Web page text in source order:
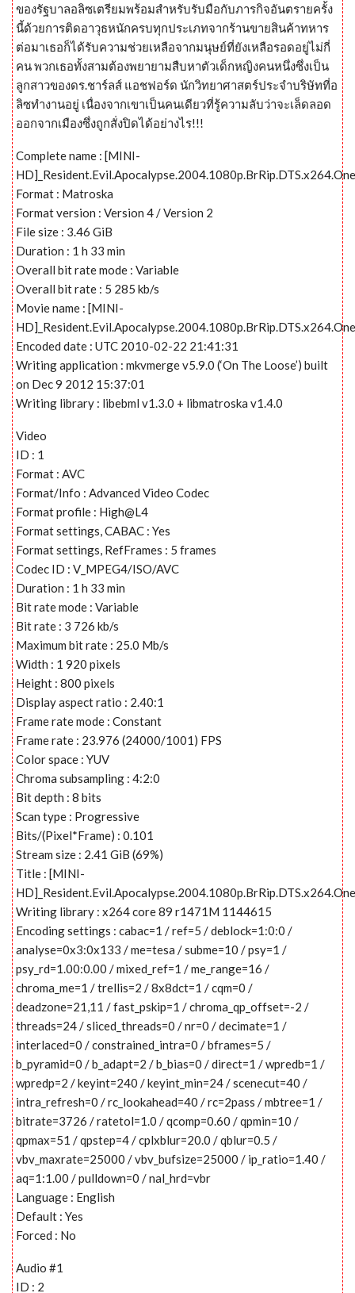
ของรัฐบาลอลิซเตรียมพร้อมสำหรับรับมือกับภารกิจอันตรายครั้ง
นี้ด้วยการติดอาวุธหนักครบทุกประเภทจากร้านขายสินค้าทหาร
ต่อมาเธอก็ได้รับความช่วยเหลือจากมนุษย์ที่ยังเหลือรอดอยู่ไม่กี่
คน พวกเธอทั้งสามต้องพยายามสืบหาตัวเด็กหญิงคนหนึ่งซึ่งเป็น
ลูกสาวของดร.ชาร์ลส์ แอชฟอร์ด นักวิทยาศาสตร์ประจำบริษัทที่อ
ลิซทำงานอยู่ เนื่องจากเขาเป็นคนเดียวที่รู้ความลับว่าจะเล็ดลอด
ออกจากเมืองซึ่งถูกสั่งปิดได้อย่างไร!!!
Complete name : [MINI-
Format : Matroska
Format version : Version 4 / Version 2
File size : 3.46 GiB
Duration : 1 h 33 min
Overall bit rate mode : Variable
Overall bit rate : 5 285 kb/s
Movie name : [MINI-
Encoded date : UTC 2010-02-22 21:41:31
Writing application : mkvmerge v5.9.0 (‘On The Loose’) built
on Dec 9 2012 15:37:01
Writing library : libebml v1.3.0 + libmatroska v1.4.0
Video
ID : 1
Format : AVC
Format/Info : Advanced Video Codec
Format profile : High@L4
Format settings, CABAC : Yes
Format settings, RefFrames : 5 frames
Codec ID : V_MPEG4/ISO/AVC
Duration : 1 h 33 min
Bit rate mode : Variable
Bit rate : 3 726 kb/s
Maximum bit rate : 25.0 Mb/s
Width : 1 920 pixels
Height : 800 pixels
Display aspect ratio : 2.40:1
Frame rate mode : Constant
Frame rate : 23.976 (24000/1001) FPS
Color space : YUV
Chroma subsampling : 4:2:0
Bit depth : 8 bits
Scan type : Progressive
Bits/(Pixel*Frame) : 0.101
Stream size : 2.41 GiB (69%)
Title : [MINI-
Writing library : x264 core 89 r1471M 1144615
Encoding settings : cabac=1 / ref=5 / deblock=1:0:0 /
analyse=0x3:0x133 / me=tesa / subme=10 / psy=1 /
psy_rd=1.00:0.00 / mixed_ref=1 / me_range=16 /
chroma_me=1 / trellis=2 / 8x8dct=1 / cqm=0 /
deadzone=21,11 / fast_pskip=1 / chroma_qp_offset=-2 /
threads=24 / sliced_threads=0 / nr=0 / decimate=1 /
interlaced=0 / constrained_intra=0 / bframes=5 /
b_pyramid=0 / b_adapt=2 / b_bias=0 / direct=1 / wpredb=1 /
wpredp=2 / keyint=240 / keyint_min=24 / scenecut=40 /
intra_refresh=0 / rc_lookahead=40 / rc=2pass / mbtree=1 /
bitrate=3726 / ratetol=1.0 / qcomp=0.60 / qpmin=10 /
qpmax=51 / qpstep=4 / cplxblur=20.0 / qblur=0.5 /
vbv_maxrate=25000 / vbv_bufsize=25000 / ip_ratio=1.40 /
aq=1:1.00 / pulldown=0 / nal_hrd=vbr
Language : English
Default : Yes
Forced : No
Audio #1
ID : 2